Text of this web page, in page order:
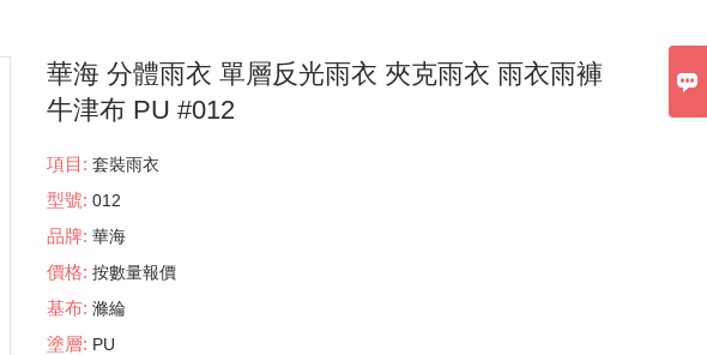
華海 分體雨衣 單層反光雨衣 夾克雨衣 雨衣雨褲
牛津布 PU #012
項目:套裝雨衣
型號:012
品牌:華海
價格:按數量報價
基布:滌綸
塗層: PU
